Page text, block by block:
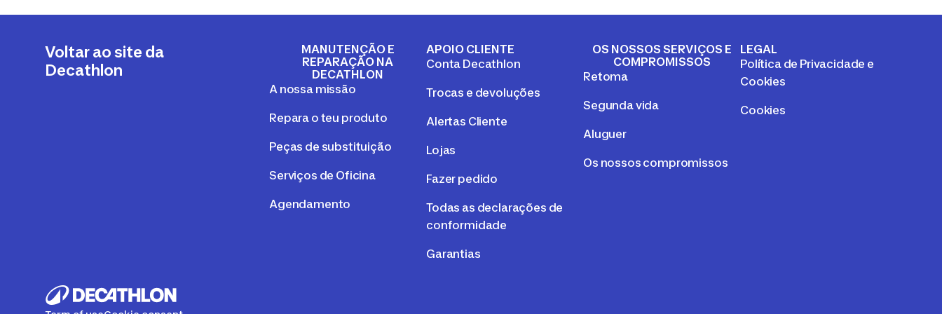
Voltar ao site da
Decathlon
MANUTENÇÃO E
REPARAÇÃO NA
DECATHLON
A nossa missão
Repara o teu produto
Peças de substituição
Serviços de Oficina
Agendamento
APOIO CLIENTE
Conta Decathlon
Trocas e devoluções
Alertas Cliente
Lojas
Fazer pedido
Todas as declarações de
conformidade
Garantias
OS NOSSOS SERVIÇOS E
COMPROMISSOS
Retoma
Segunda vida
Aluguer
Os nossos compromissos
LEGAL
Política de Privacidade e
Cookies
Cookies